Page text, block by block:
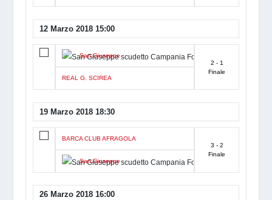
12 Marzo 2018 15:00
San Giuseppe
REAL G. SCIREA
2 - 1
Finale
19 Marzo 2018 18:30
BARCA CLUB AFRAGOLA
San Giuseppe
3 - 2
Finale
26 Marzo 2018 16:00